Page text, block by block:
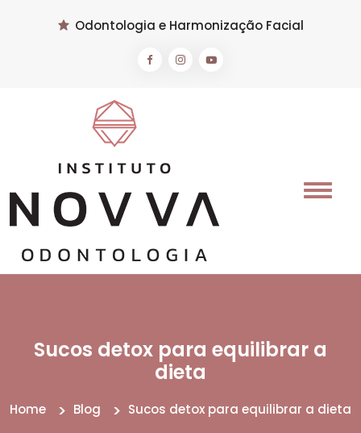
Odontologia e Harmonização Facial
Sucos detox para equilibrar a
dieta
Home Blog Sucos detox para equilibrar a dieta